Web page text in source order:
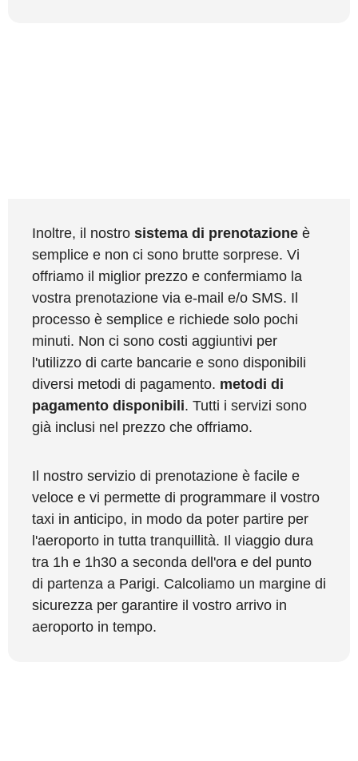
Inoltre, il nostro sistema di prenotazione è
semplice e non ci sono brutte sorprese. Vi
offriamo il miglior prezzo e confermiamo la
vostra prenotazione via e-mail e/o SMS. Il
processo è semplice e richiede solo pochi
minuti. Non ci sono costi aggiuntivi per
l'utilizzo di carte bancarie e sono disponibili
diversi metodi di pagamento. metodi di
pagamento disponibili. Tutti i servizi sono
già inclusi nel prezzo che offriamo.
Il nostro servizio di prenotazione è facile e
veloce e vi permette di programmare il vostro
taxi in anticipo, in modo da poter partire per
l'aeroporto in tutta tranquillità. Il viaggio dura
tra 1h e 1h30 a seconda dell'ora e del punto
di partenza a Parigi. Calcoliamo un margine di
sicurezza per garantire il vostro arrivo in
aeroporto in tempo.